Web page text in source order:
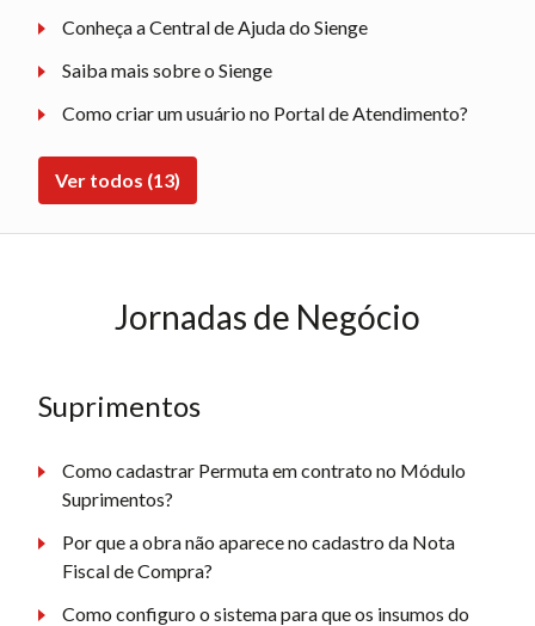
Conheça a Central de Ajuda do Sienge
Saiba mais sobre o Sienge
Como criar um usuário no Portal de Atendimento?
Ver todos (13)
Jornadas de Negócio
Suprimentos
Como cadastrar Permuta em contrato no Módulo
Suprimentos?
Por que a obra não aparece no cadastro da Nota
Fiscal de Compra?
Como configuro o sistema para que os insumos do